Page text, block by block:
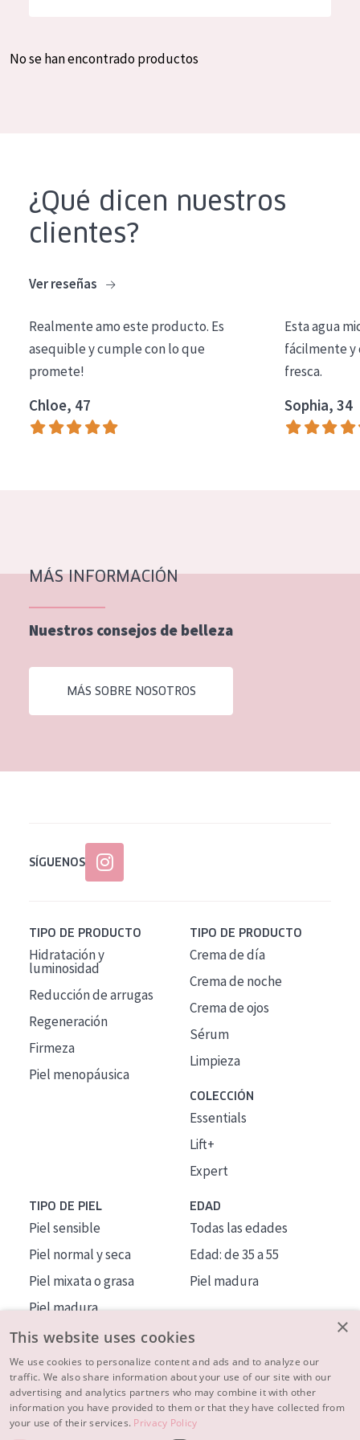
Crema de día
Crema de noche
Limpieza
COLECCIÓN
Essentials
Lift+
Piel normal y seca
Piel mixata o grasa
Piel madura
Piel expuesta al sol
Piel menopáusica
Todas las edades
Spanish
No se han encontrado productos
¿Qué dicen nuestros
clientes?
Ver reseñas
Realmente amo este producto. Es
asequible y cumple con lo que
promete!
Chloe, 47
Esta agua
fácilmente y
fresca.
Sophia, 34
MÁS INFORMACIÓN
Nuestros consejos de belleza
MÁS SOBRE NOSOTROS
SÍGUENOS
TIPO DE PRODUCTO
Hidratación y
luminosidad
Reducción de arrugas
Regeneración
Firmeza
Piel menopáusica
TIPO DE PRODUCTO
Crema de día
Crema de noche
Crema de ojos
Sérum
Limpieza
COLECCIÓN
Essentials
Lift+
Expert
TIPO DE PIEL
Piel sensible
Piel normal y seca
Piel mixata o grasa
Piel madura
Piel expuesta al sol
Piel menopáusica
EDAD
Todas las edades
Edad: de 35 a 55
Piel madura
MÁS SOBRE NOSOTROS
INSPIRACIÓN
×
This website uses cookies
We use cookies to personalize content and ads and to analyze our
traffic. We also share information about your use of our site with our
advertising and analytics partners who may combine it with other
information you have provided to them or that they have collected from
your use of their services. Privacy Policy